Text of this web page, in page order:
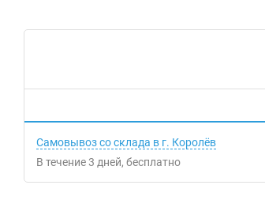
Самовывоз со склада в г. Королёв
В течение3 дней Бесплатно